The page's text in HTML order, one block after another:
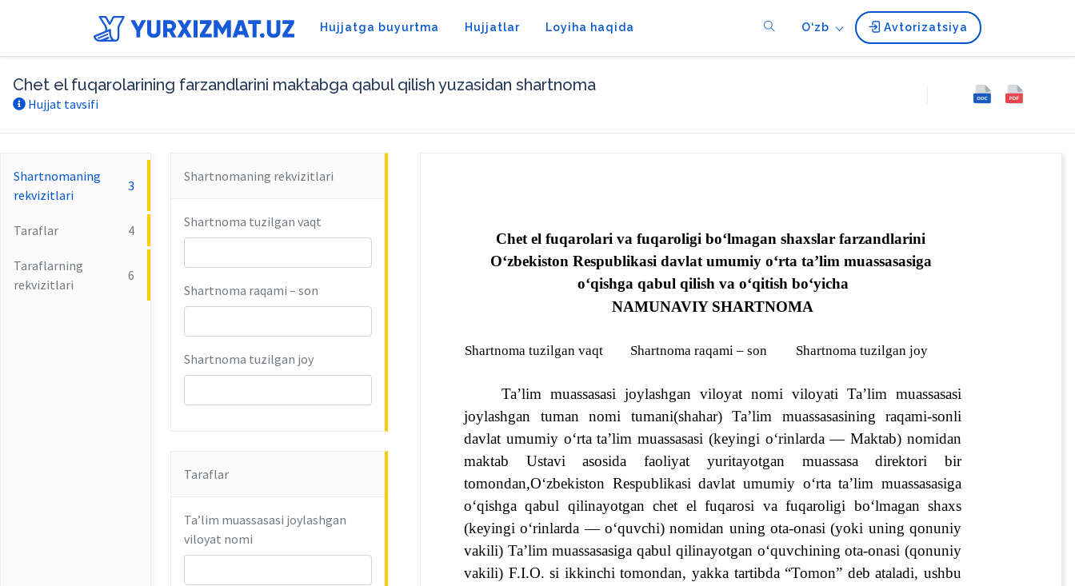
Hujjatga buyurtma Hujjatlar Loyiha haqida O‘zb Avtorizatsiya
Chet el fuqarolarining farzandlarini maktabga qabul qilish yuzasidan shartnoma
Hujjat tavsifi
Shartnomaning
rekvizitlari
3
Taraflar 4
Taraflarning
rekvizitlari
6
Shartnomaning rekvizitlari
Shartnoma tuzilgan vaqt
Shartnoma raqami – son
Shartnoma tuzilgan joy
Taraflar
Ta’lim muassasasi joylashgan
viloyat nomi
Chet el fuqarolari va fuqaroligi bo‘lmagan shaxslar farzandlarini
O‘zbekiston Respublikasi davlat umumiy o‘rta ta’lim muassasasiga
o‘qishga qabul qilish va o‘qitish bo‘yicha
NAMUNAVIY SHARTNOMA
Shartnoma tuzilgan vaqt Shartnoma raqami – son Shartnoma tuzilgan joy
Ta’lim muassasasi joylashgan viloyat nomi viloyati Ta’lim muassasasi
joylashgan tuman nomi tumani(shahar) Ta’lim muassasasining raqami-sonli
davlat umumiy o‘rta ta’lim muassasasi (keyingi o‘rinlarda — Maktab) nomidan
maktab Ustavi asosida faoliyat yuritayotgan muassasa direktori bir
tomondan,O‘zbekiston Respublikasi davlat umumiy o‘rta ta’lim muassasasiga
o‘qishga qabul qilinayotgan chet el fuqarosi va fuqaroligi bo‘lmagan shaxs
(keyingi o‘rinlarda — o‘quvchi) nomidan uning ota-onasi (yoki uning qonuniy
vakili) Ta’lim muassasasiga qabul qilinayotgan o‘quvchining ota-onasi (qonuniy
vakili) F.I.O. si ikkinchi tomondan, yakka tartibda “Tomon” deb ataladi, ushbu